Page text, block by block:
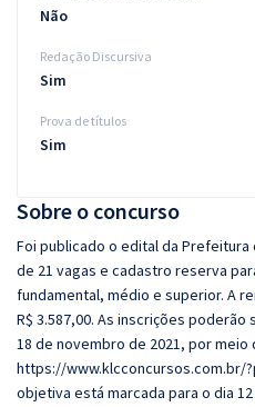
Sobre o concurso
Foi publicado o edital da
de 21 vagas e cadastro reserva
fundamental, médio e superior. A
R$ 3.587,00. As inscrições
18 de novembro de 2021, por
https://www.klcconcursos.com.br/
objetiva está marcada para o dia
Não
Redação Discursiva
Sim
Prova de títulos
Sim